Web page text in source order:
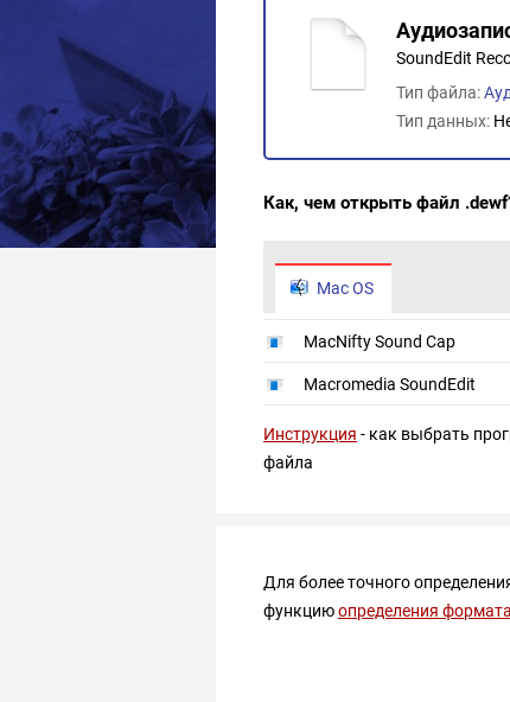
SoundEdit
Тип файла:
Тип данных:
Как, чем открыть файл
Mac OS
MacNifty Sound Cap
Macromedia SoundEdit
Инструкция - как выбрать
файла
Для более точного
функциюопределения